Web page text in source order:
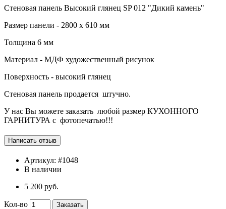
Стеновая панель Высокий глянец SP012 "Дикий камень"
Размер панели - 2800 х 610 мм
Толщина 6 мм
Материал - МДФ художественный рисунок
Поверхность - высокий глянец
Стеновая панель продается штучно.
У нас Вы можете заказать любой размер КУХОННОГО
ГАРНИТУРА с фотопечатью!!!
Артикул: #1048
В наличии
5 200 руб.
Кол-во
Заказать